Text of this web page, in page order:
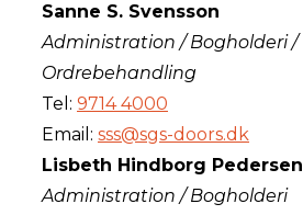
Sanne S. Svensson
Administration / Bogholderi /
Ordrebehandling
Tel: 9714 4000
Email: sss@sgs-doors.dk
Lisbeth Hindborg Pedersen
Administration / Bogholderi